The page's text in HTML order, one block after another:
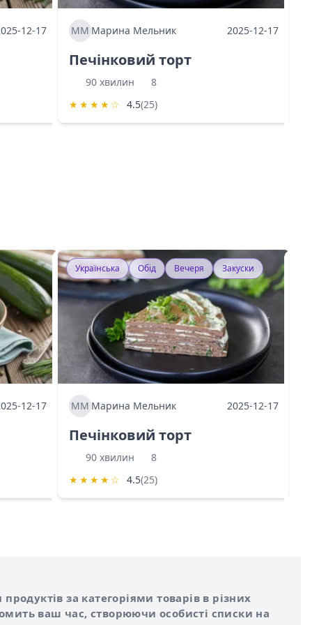
12-17 МММарина Мельник 2025-12-17
Печінковий торт
90 хвилин
8
★ ★ ★ ★ ☆ 4.5(25)
12-17
Українська Обід Вечеря Закуски
МММарина Мельник 2025-12-17
Печінковий торт
90 хвилин
8
★ ★ ★ ★ ☆ 4.5(25)
за категоріями товарів в різних
ваш час, створюючи особисті списки на